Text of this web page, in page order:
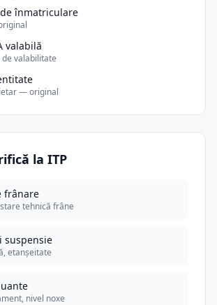
înmatriculare
valabilă
valabilitate
— original
la ITP
frânare
tehnică frâne
suspensie
etanșeitate
nivel noxe